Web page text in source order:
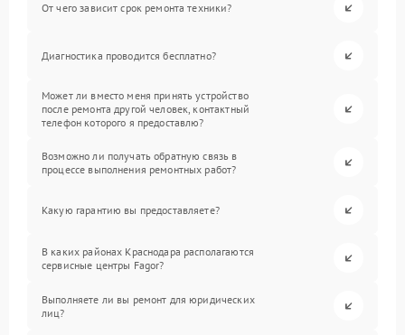
От чего зависит срок ремонта техники?
Диагностика проводится бесплатно?
Может ли вместо меня принять устройство
после ремонта другой человек, контактный
телефон которого я предоставлю?
Возможно ли получать обратную связь в
процессе выполнения ремонтных работ?
Какую гарантию вы предоставляете?
В каких районах Краснодара располагаются
сервисные центры Fagor?
Выполняете ли вы ремонт для юридических
лиц?